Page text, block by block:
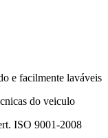
e facilmente laváveis
do veiculo
ISO 9001-2008